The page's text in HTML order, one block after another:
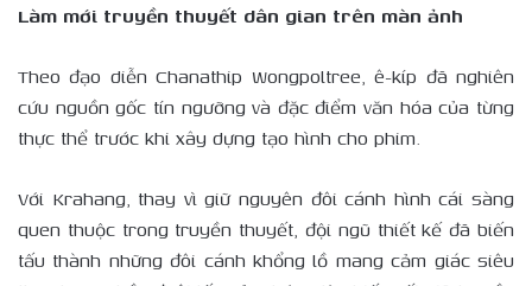
Làm mới truyền thuyết dân gian trên màn ảnh
Theo đạo diễn Chanathip Wongpoltree, ê-kíp đã nghiên
cứu nguồn gốc tín ngưỡng và đặc điểm văn hóa của từng
thực thể trước khi xây dựng tạo hình cho phim.
Với Krahang, thay vì giữ nguyên đôi cánh hình cái sàng
quen thuộc trong truyền thuyết, đội ngũ thiết kế đã biến
tấu thành những đôi cánh khổng lồ mang cảm giác siêu